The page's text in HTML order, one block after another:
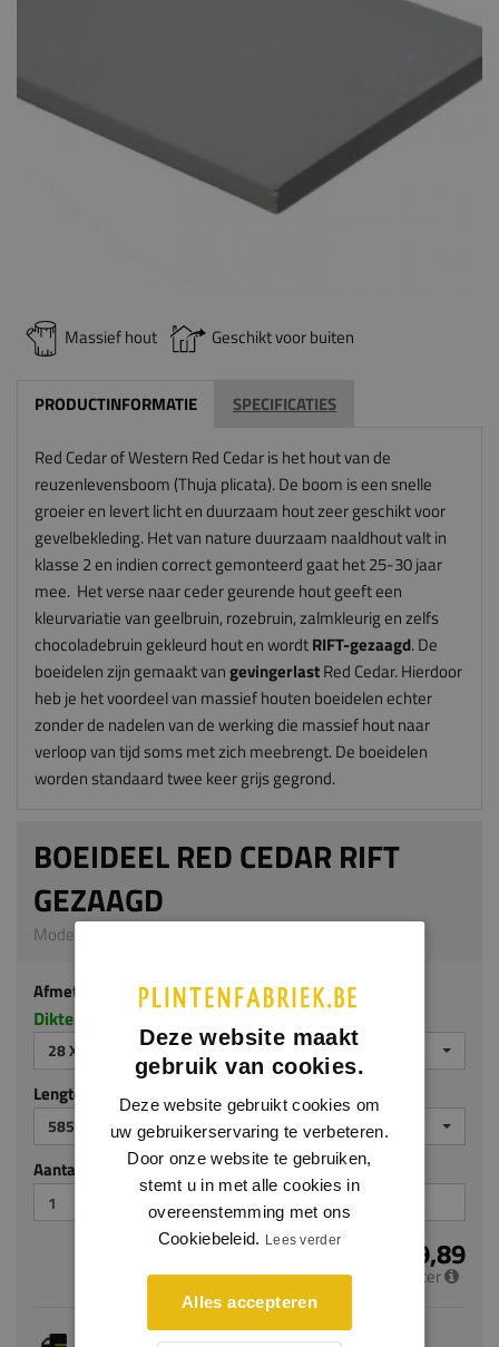
Massief hout Geschikt voor buiten
PRODUCTINFORMATIE SPECIFICATIES
Red Cedar of Western Red Cedar is het hout van de
reuzenlevensboom (Thuja plicata). De boom is een snelle
groeier en levert licht en duurzaam hout zeer geschikt voor
gevelbekleding. Het van nature duurzaam naaldhout valt in
klasse 2 en indien correct gemonteerd gaat het 25-30 jaar
mee. Het verse naar ceder geurende hout geeft een
kleurvariatie van geelbruin, rozebruin, zalmkleurig en zelfs
chocoladebruin gekleurd hout en wordtRIFT-gezaagd. De
boeidelen zijn gemaakt vangevingerlastRed Cedar.Hierdoor
heb je het voordeel van massief houten boeidelen echter
zonder de nadelen van de werking die massief hout naar
verloop van tijd soms met zich meebrengt. De boeidelen
worden standaard twee keer grijs gegrond.
BOEIDEEL RED CEDAR RIFT
GEZAAGD
Model 9502 | 28 x 185 mm | Red Cedar
Afmeting
Dikte x breedte in millimeters
28 X 185 MM
Lengte (mm)
5850
Aantal stuks
€ 39,89
per meter
Je hebt gekozen voor maatwerk, de verwachte
Deze website maakt
gebruik van cookies.
Deze website gebruikt cookies om
uw gebruikerservaring te verbeteren.
Door onze website te gebruiken,
stemt u in met alle cookies in
overeenstemming met ons
Cookiebeleid. Lees verder
Alles accepteren